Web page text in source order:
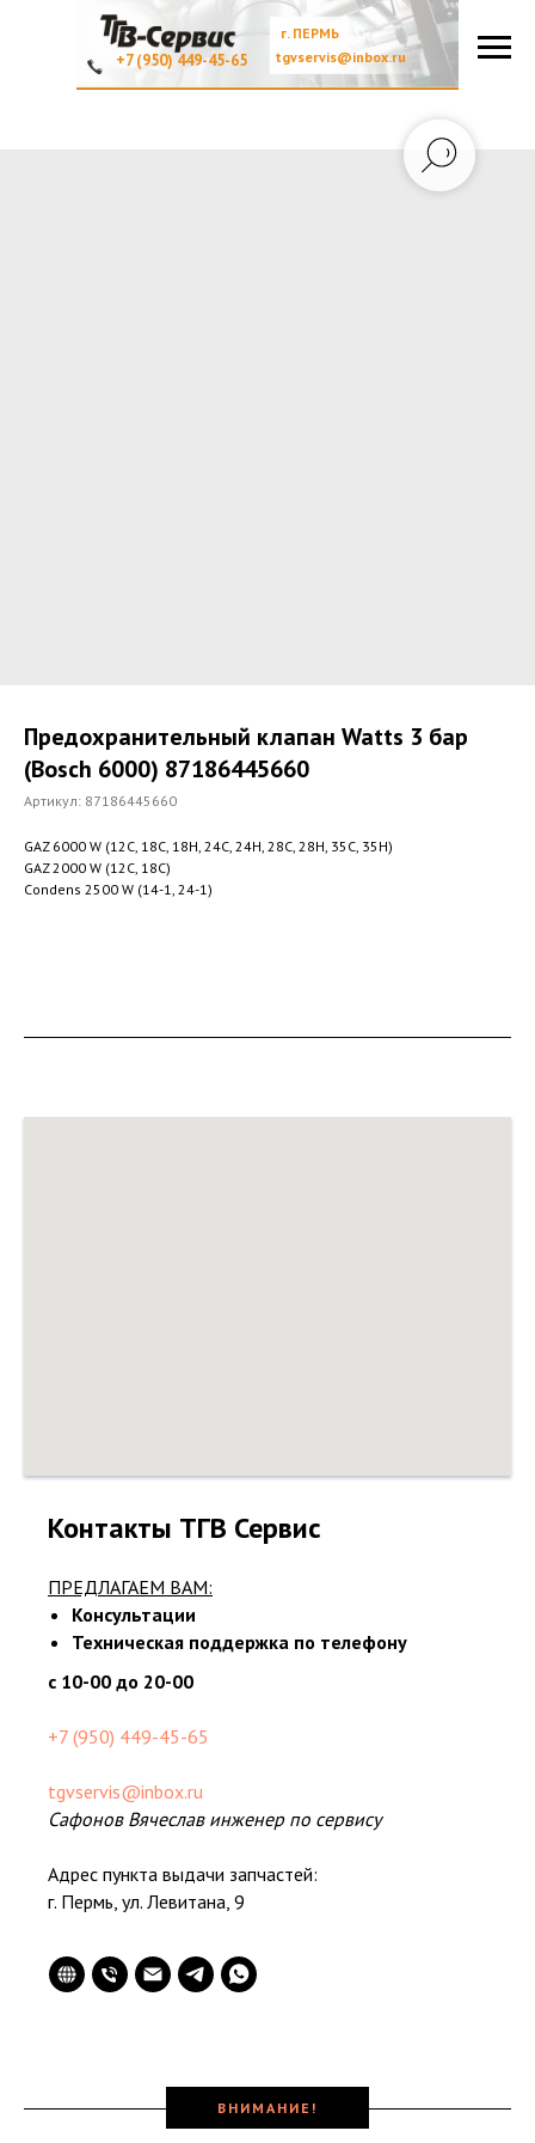
г. ПЕРМЬ
+7 (950) 449-45-65 tgvservis@inbox.ru
Предохранительный клапан Watts 3 бар
(Bosch 6000) 87186445660
Артикул: 87186445660
GAZ 6000 W (12С, 18С, 18Н, 24С, 24Н, 28С, 28Н, 35С, 35Н)
GAZ 2000 W (12С, 18С)
Condens 2500 W (14-1, 24-1)
Контакты ТГВ Сервис
ПРЕДЛАГАЕМ ВАМ:
Консультации
Техническая поддержка по телефону
с 10-00 до 20-00
+7 (950) 449-45-65
tgvservis@inbox.ru
Сафонов Вячеслав инженер по сервису
Адрес пункта выдачи запчастей:
г. Пермь, ул. Левитана, 9
ВНИМАНИЕ!